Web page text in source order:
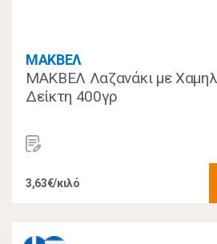
ΜΑΚΒΕΛ
ΜΑΚΒΕΛ Λαζανάκι με
Δείκτη 400γρ
3,63€/κιλό